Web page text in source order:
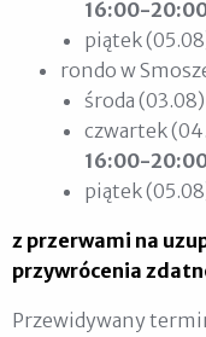
16:00-
piątek
rondo w
środa
czwartek
16:00-
piątek
z przerwami na
przywrócenia
Przewidywany